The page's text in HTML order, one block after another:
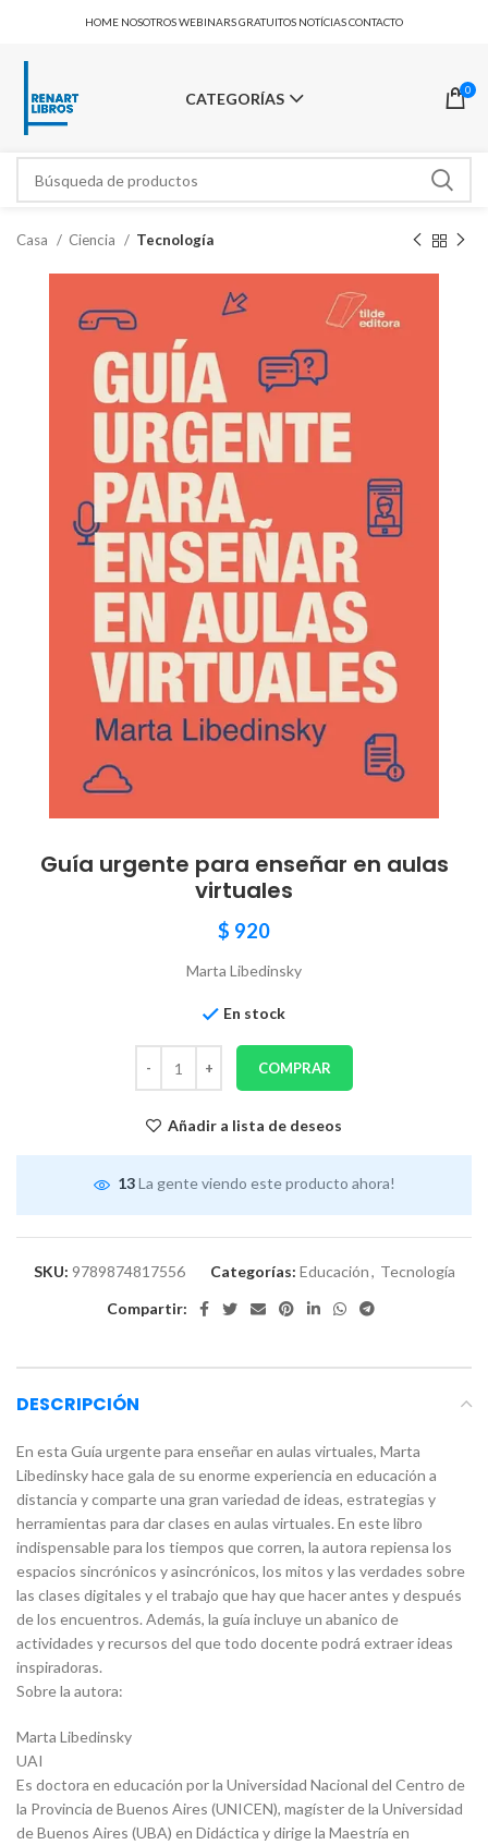
HOME NOSOTROSWEBINARS GRATUITOS NOTÍCIASCONTACTO
CATEGORÍAS 0
Casa Ciencia Tecnología
Guía urgente para enseñar en aulas
virtuales
$ 920
Marta Libedinsky
En stock
COMPRAR
Añadir a lista de deseos
13 La gente viendo este producto ahora!
SKU: 9789874817556 Categorías: Educación, Tecnología
Compartir:
DESCRIPCIÓN
En esta Guía urgente para enseñar en aulas virtuales, Marta
Libedinsky hace gala de su enorme experiencia en educación a
distancia y comparte una gran variedad de ideas, estrategias y
herramientas para dar clases en aulas virtuales. En este libro
indispensable para los tiempos que corren, la autora repiensa los
espacios sincrónicos y asincrónicos, los mitos y las verdades sobre
las clases digitales y el trabajo que hay que hacer antes y después
de los encuentros. Además, la guía incluye un abanico de
actividades y recursos del que todo docente podrá extraer ideas
inspiradoras.
Sobre la autora:
Marta Libedinsky
UAI
Es doctora en educación por la Universidad Nacional del Centro de
la Provincia de Buenos Aires (UNICEN), magíster de la Universidad
de Buenos Aires (UBA) en Didáctica y dirige la Maestría en